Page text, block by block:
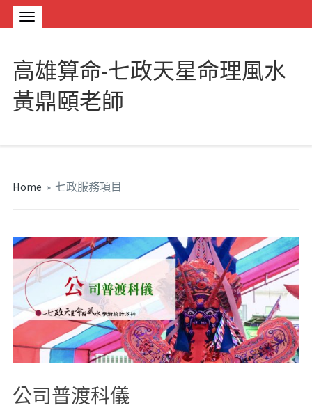
高雄算命-七政天星命理風水
黃鼎頤老師
Home » 七政服務項目
公司普渡科儀